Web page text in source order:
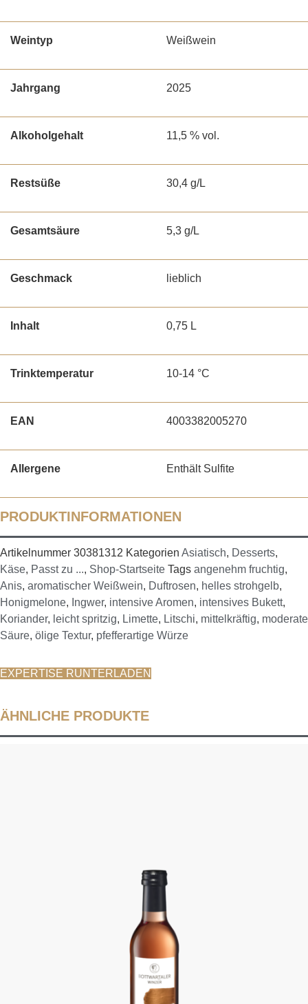
Weintyp Weißwein
Jahrgang 2025
Alkoholgehalt 11,5 % vol.
Restsüße 30,4 g/L
Gesamtsäure 5,3 g/L
Geschmack lieblich
Inhalt 0,75 L
Trinktemperatur 10-14 °C
EAN 4003382005270
Allergene Enthält Sulfite
PRODUKTINFORMATIONEN
Artikelnummer 30381312 Kategorien Asiatisch, Desserts,
Käse, Passt zu ..., Shop-Startseite Tags angenehm fruchtig,
Anis, aromatischer Weißwein, Duftrosen, helles strohgelb,
Honigmelone, Ingwer, intensive Aromen, intensives Bukett,
Koriander, leicht spritzig, Limette, Litschi, mittelkräftig, moderate
Säure, ölige Textur, pfefferartige Würze
EXPERTISE RUNTERLADEN
ÄHNLICHE PRODUKTE